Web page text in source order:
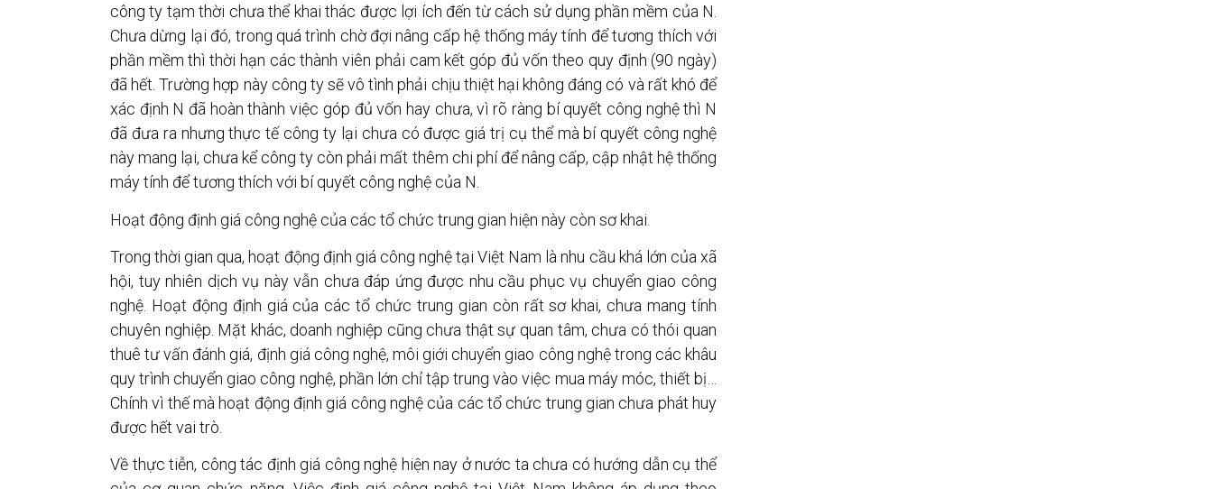
công ty tạm thời chưa thể khai thác được lợi ích đến từ cách sử dụng phần mềm của N.
Chưa dừng lại đó, trong quá trình chờ đợi nâng cấp hệ thống máy tính để tương thích với
phần mềm thì thời hạn các thành viên phải cam kết góp đủ vốn theo quy định (90 ngày)
đã hết. Trường hợp này công ty sẽ vô tình phải chịu thiệt hại không đáng có và rất khó để
xác định N đã hoàn thành việc góp đủ vốn hay chưa, vì rõ ràng bí quyết công nghệ thì N
đã đưa ra nhưng thực tế công ty lại chưa có được giá trị cụ thể mà bí quyết công nghệ
này mang lại, chưa kể công ty còn phải mất thêm chi phí để nâng cấp, cập nhật hệ thống
máy tính để tương thích với bí quyết công nghệ của N.
Hoạt động định giá công nghệ của các tổ chức trung gian hiện này còn sơ khai.
Trong thời gian qua, hoạt động định giá công nghệ tại Việt Nam là nhu cầu khá lớn của xã
hội, tuy nhiên dịch vụ này vẫn chưa đáp ứng được nhu cầu phục vụ chuyển giao công
nghệ. Hoạt động định giá của các tổ chức trung gian còn rất sơ khai, chưa mang tính
chuyên nghiệp. Mặt khác, doanh nghiệp cũng chưa thật sự quan tâm, chưa có thói quan
thuê tư vấn đánh giá, định giá công nghệ, môi giới chuyển giao công nghệ trong các khâu
quy trình chuyển giao công nghệ, phần lớn chỉ tập trung vào việc mua máy móc, thiết bị…
Chính vì thế mà hoạt động định giá công nghệ của các tổ chức trung gian chưa phát huy
được hết vai trò.
Về thực tiễn, công tác định giá công nghệ hiện nay ở nước ta chưa có hướng dẫn cụ thể